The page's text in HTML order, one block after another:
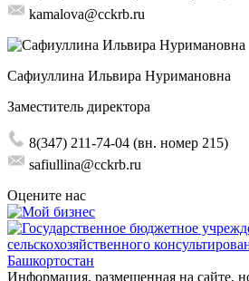
kamalova@cckrb.ru
Сафиуллина Ильвира Нуримановна
Заместитель директора
8(347) 211-74-04 (вн. номер 215)
safiullina@cckrb.ru
Оцените нас
Информация, размещенная на сайте,